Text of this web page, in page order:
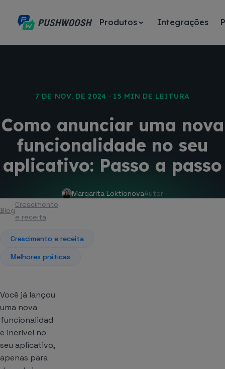
Produtos Integrações
7 DE NOV. DE 2024 · 15 MIN DE LEITURA
Como anunciar uma nova
funcionalidade no seu
aplicativo: Passo a passo
Margarita LoktionovaAutor
Blog
Crescimento
e receita
Crescimento e receita
Melhores práticas
Você já lançou
uma nova
funcionalidad
e incrível no
seu aplicativo,
apenas para